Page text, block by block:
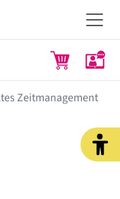
Zeitmanagement